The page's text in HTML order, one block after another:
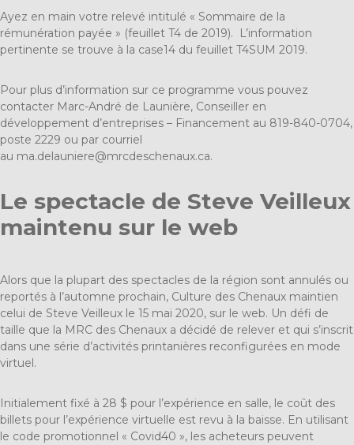
Ayez en main votre relevé intitulé « Sommaire de la
rémunération payée » (feuillet T4 de 2019). L’information
pertinente se trouve à la case14 du feuillet T4SUM 2019.
Pour plus d’information sur ce programme vous pouvez
contacter Marc-André de Launière, Conseiller en
développement d’entreprises – Financement au 819-840-0704,
poste 2229 ou par courriel
au ma.delauniere@mrcdeschenaux.ca.
Le spectacle de Steve Veilleux
maintenu sur le web
Alors que la plupart des spectacles de la région sont annulés ou
reportés à l’automne prochain, Culture des Chenaux maintien
celui de Steve Veilleux le 15 mai 2020, sur le web. Un défi de
taille que la MRC des Chenaux a décidé de relever et qui s’inscrit
dans une série d’activités printanières reconfigurées en mode
virtuel.
Initialement fixé à 28 $ pour l’expérience en salle, le coût des
billets pour l’expérience virtuelle est revu à la baisse. En utilisant
le code promotionnel « Covid40 », les acheteurs peuvent